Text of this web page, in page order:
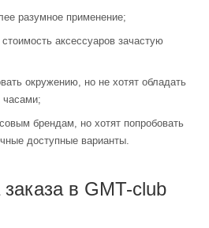
разумное применение;
аксессуаров зачастую
окружению, но не хотят обладать
часами;
брендам, но хотят попробовать
доступные варианты.
в GMT-club